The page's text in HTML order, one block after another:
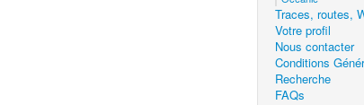
Traces, routes,
Votre profil
Nous contacter
Conditions
Recherche
FAQs